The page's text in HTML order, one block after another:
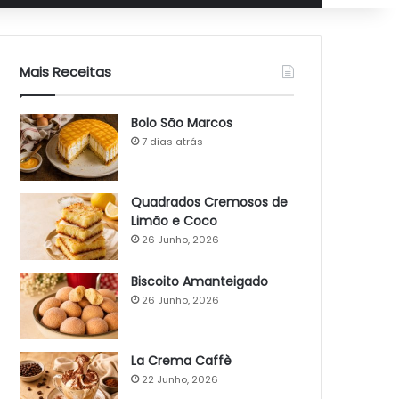
Mais Receitas
Bolo São Marcos
7 dias atrás
Quadrados Cremosos de
Limão e Coco
26 Junho, 2026
Biscoito Amanteigado
26 Junho, 2026
La Crema Caffè
22 Junho, 2026